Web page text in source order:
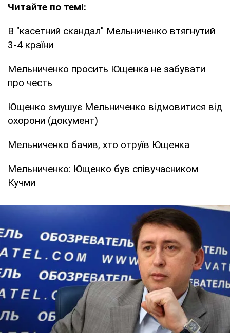
Читайте по темі:
В "касетний скандал" Мельниченко втягнутий
3-4 країни
Мельниченко просить Ющенка не забувати
про честь
Ющенко змушує Мельниченко відмовитися від
охорони (документ)
Мельниченко бачив, хто отруїв Ющенка
Мельниченко: Ющенко був співучасником
Кучми